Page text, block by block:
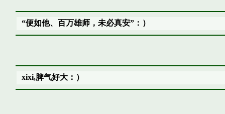
“便如他、百万雄师，未必真安”：）
xixi,脾气好大：）